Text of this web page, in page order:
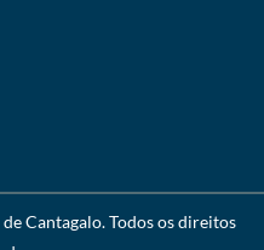
Cantagalo. Todos os direitos